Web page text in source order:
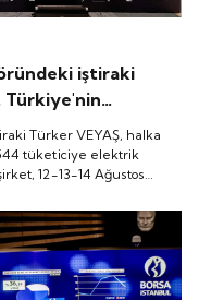
iştiraki
Türkiye'nin
elektrik dağıtım
şirket, 12-13-14
136 TL fiyatla
Türker VEYAŞ, halka
tüketiciye elektrik
12-13-14 Ağustos